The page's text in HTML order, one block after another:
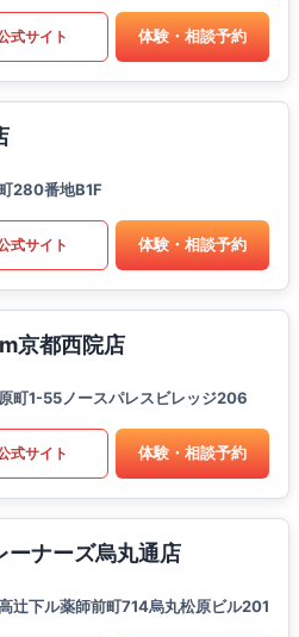
式サイト 体験・相談予約
280番地B1F
式サイト 体験・相談予約
京都西院店
町1-55ノースパレスビレッジ206
式サイト 体験・相談予約
ーナーズ烏丸通店
辻下ル薬師前町714烏丸松原ビル201